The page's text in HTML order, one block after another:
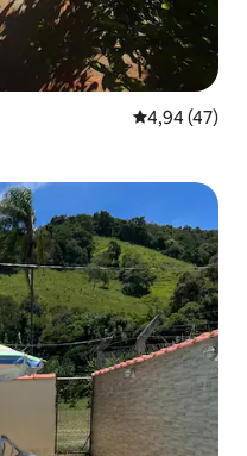
Classificação
4,94 (47)